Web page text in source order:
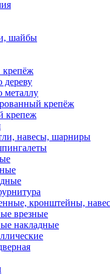
шайбы
крепёж
дереву
металлу
крепёж
крепеж
навесы, шарниры
кронштейны,
врезные
накладные